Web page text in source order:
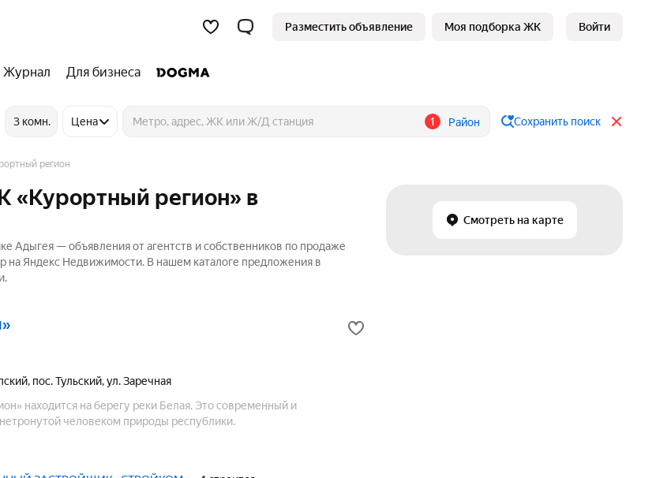
Разместить объявление Моя подборка ЖК Войти
Журнал Для бизнеса
3 комн. Цена 1 Район Сохранить поиск
Смотреть на карте
регион
«Курортный регион» в
Адыгея — объявления от агентств и собственников по продаже
на Яндекс Недвижимости. В нашем каталоге предложения в
, пос. Тульский,ул. Заречная
находится на берегу реки Белая. Это современный и
человеком природы республики.